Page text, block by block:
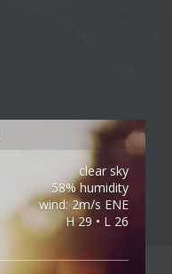
clear sky
58% humidity
wind: 2m/s ENE
H 29 • L 26